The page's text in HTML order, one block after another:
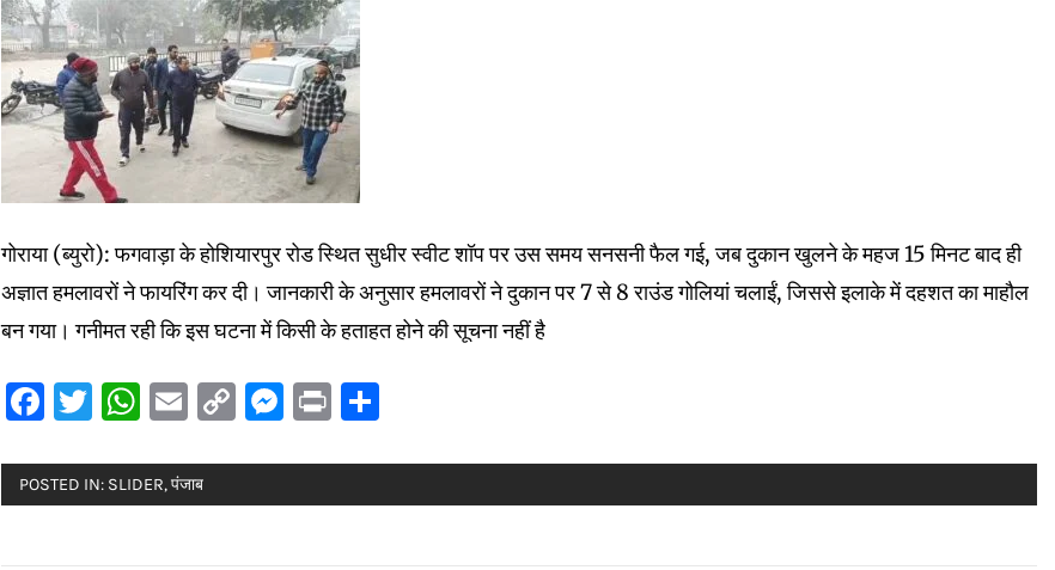
गोराया (ब्युरो): फगवाड़ा के होशियारपुर रोड स्थित सुधीर स्वीट शॉप पर उस समय सनसनी फैल गई, जब दुकान खुलने के महज 15 मिनट बाद ही
अज्ञात हमलावरों ने फायरिंग कर दी। जानकारी के अनुसार हमलावरों ने दुकान पर 7 से 8 राउंड गोलियां चलाईं, जिससे इलाके में दहशत का माहौल
बन गया। गनीमत रही कि इस घटना में किसी के हताहत होने की सूचना नहीं है
Facebook
Twitter
WhatsApp
Email
CopyMessenger
Print
POSTED IN: SLIDER,पंजाब